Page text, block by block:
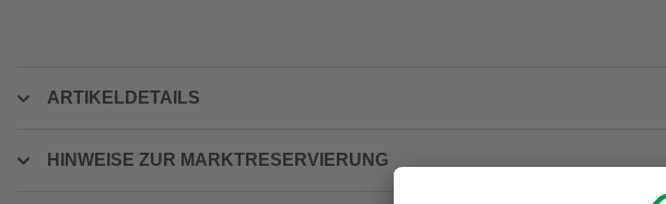
ARTIKELDETAILS
HINWEISE ZUR MARKTRESERVIERUNG